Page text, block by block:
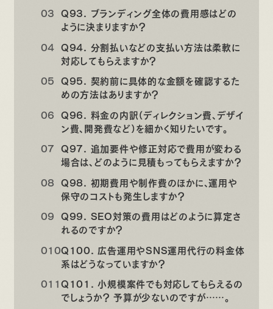
Q93. ブランディング全体の費用感はどの
ように決まりますか？
Q94. 分割払いなどの支払い方法は柔軟に
対応してもらえますか？
Q95. 契約前に具体的な金額を確認するた
めの方法はありますか？
Q96. 料金の内訳（ディレクション費、デザイ
ン費、開発費など）を細かく知りたいです。
Q97. 追加要件や修正対応で費用が変わる
場合は、どのように見積もってもらえますか？
Q98. 初期費用や制作費のほかに、運用や
保守のコストも発生しますか？
Q99. SEO対策の費用はどのように算定さ
れるのですか？
Q100. 広告運用やSNS運用代行の料金体
系はどうなっていますか？
Q101. 小規模案件でも対応してもらえるの
でしょうか？ 予算が少ないのですが……。